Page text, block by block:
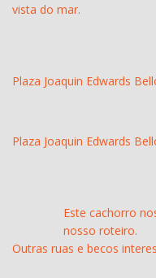
vista do mar.
Plaza Joaquin Edwards
Plaza Joaquin Edwards
Este cachorro
nosso roteiro.
Outras ruas e becos